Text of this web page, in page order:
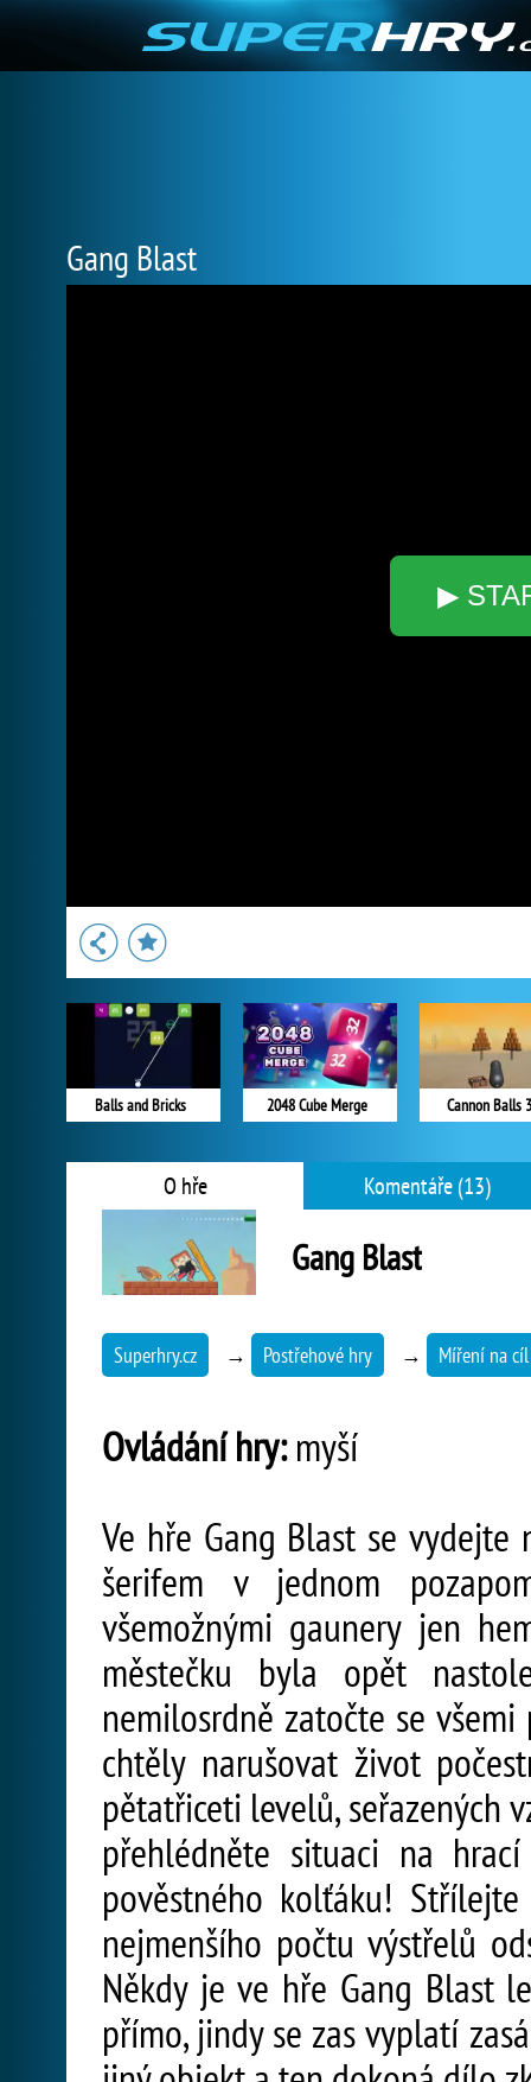
Gang Blast
▶
Balls and Bricks 2048 Cube Merge Cannon Balls
O hře Komentáře (13)
Gang Blast
Superhry.cz → Postřehové hry → Míření na cíl
Ovládání hry:myší
Ve hře Gang Blast se
šerifem v jednom
všemožnými gaunery jen
městečku byla opět
nemilosrdně zatočte se
chtěly narušovat život
pětatřiceti levelů, seřazených
přehlédněte situaci na
pověstného kolťáku!
nejmenšího počtu výstřelů
Někdy je ve hře Gang Blast
přímo, jindy se zas vyplatí